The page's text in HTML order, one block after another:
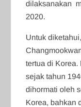
dilaksanakan
2020.
Untuk
tertua di
sejak tahun
dihormati oleh
Korea, bahkan